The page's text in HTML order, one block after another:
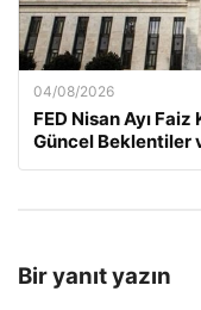
04/08/2026
FED Nisan Ayı
Güncel Beklentiler
Bir yanıt yazın